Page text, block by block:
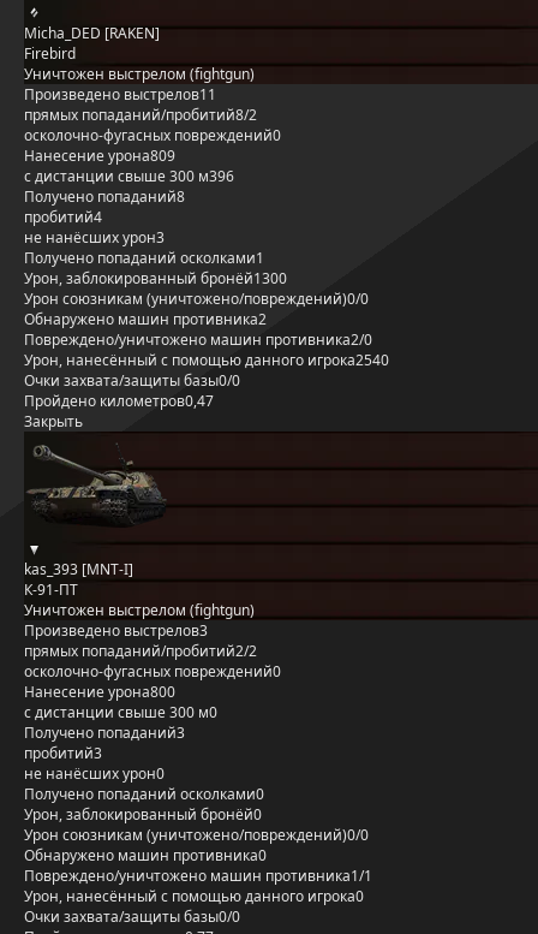
Micha_DED [RAKEN]
Firebird
Уничтожен выстрелом (fightgun)
Произведено выстрелов11
прямых попаданий/пробитий8/2
осколочно-фугасных повреждений0
Нанесение урона809
с дистанции свыше 300 м396
Получено попаданий8
пробитий4
не нанёсших урон3
Получено попаданий осколками1
Урон, заблокированный бронёй1300
Урон союзникам (уничтожено/повреждений)0/0
Обнаружено машин противника2
Повреждено/уничтожено машин противника2/0
Урон, нанесённый с помощью данного игрока2540
Очки захвата/защиты базы0/0
Пройдено километров0,47
Закрыть
kas_393 [MNT-I]
К-91-ПТ
Уничтожен выстрелом (fightgun)
Произведено выстрелов3
прямых попаданий/пробитий2/2
осколочно-фугасных повреждений0
Нанесение урона800
с дистанции свыше 300 м0
Получено попаданий3
пробитий3
не нанёсших урон0
Получено попаданий осколками0
Урон, заблокированный бронёй0
Урон союзникам (уничтожено/повреждений)0/0
Обнаружено машин противника0
Повреждено/уничтожено машин противника1/1
Урон, нанесённый с помощью данного игрока0
Очки захвата/защиты базы0/0